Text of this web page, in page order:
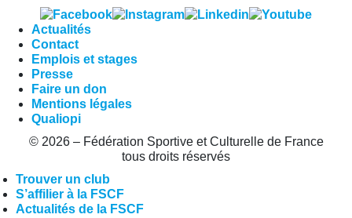
Actualités
Contact
Emplois et stages
Presse
Faire un don
Mentions légales
Qualiopi
© 2026 – Fédération Sportive et Culturelle de France
tous droits réservés
Trouver un club
S’affilier à la FSCF
Actualités de la FSCF